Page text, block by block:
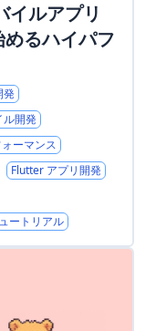
ルアプリ
るハイパフ
発
ル開発
ーマンス
Flutter アプリ開発
ートリアル